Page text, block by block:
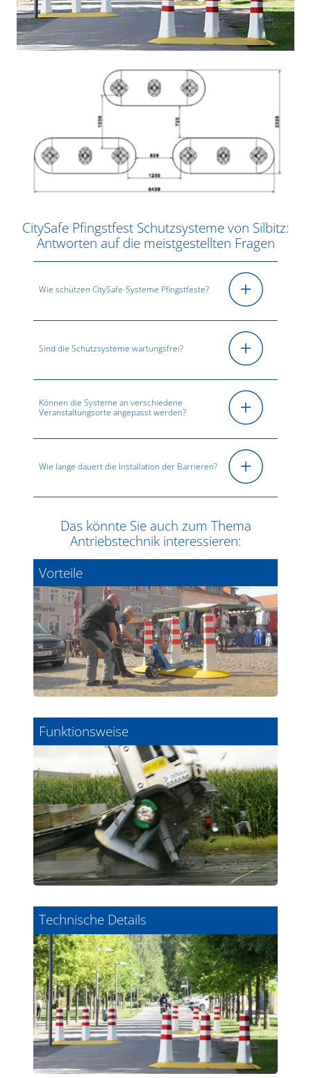
CitySafe Pfingstfest Schutzsysteme von Silbitz:
Antworten auf die meistgestellten Fragen
Wie schützen CitySafe-Systeme Pfingstfeste?
Sind die Schutzsysteme wartungsfrei?
Können die Systeme an verschiedene
Veranstaltungsorte angepasst werden?
Wie lange dauert die Installation der Barrieren?
Das könnte Sie auch zum Thema
Antriebstechnik interessieren:
Vorteile
Funktionsweise
Technische Details